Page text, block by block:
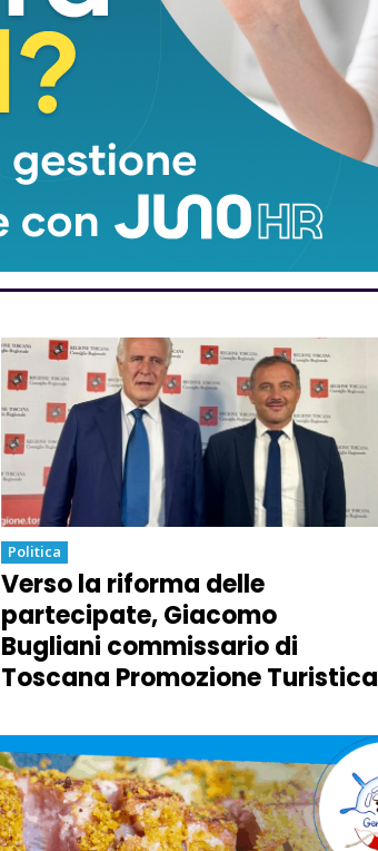
Politica
Verso la riforma delle
partecipate, Giacomo
Bugliani commissario di
Toscana Promozione Turistica